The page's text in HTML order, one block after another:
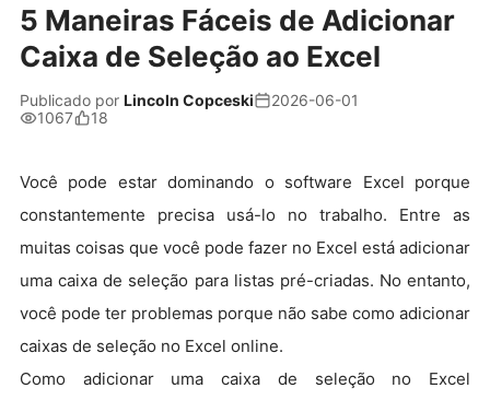
5 Maneiras Fáceis de Adicionar
Caixa de Seleção ao Excel
Publicado por Lincoln Copceski
2026-06-01
1067
18
Você pode estar dominando o software Excel porque
constantemente precisa usá-lo no trabalho. Entre as
muitas coisas que você pode fazer no Excel está adicionar
uma caixa de seleção para listas pré-criadas. No entanto,
você pode ter problemas porque não sabe como adicionar
caixas de seleção no Excel online.
Como adicionar uma caixa de seleção no Excel